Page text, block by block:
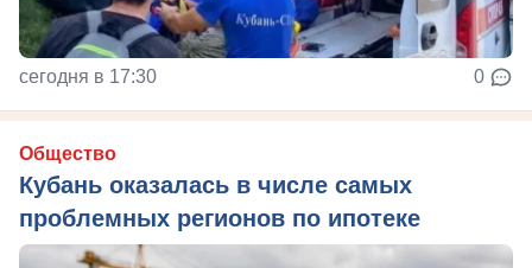
сегодня в 17:30 0
Общество
Кубань оказалась в числе самых
проблемных регионов по ипотеке